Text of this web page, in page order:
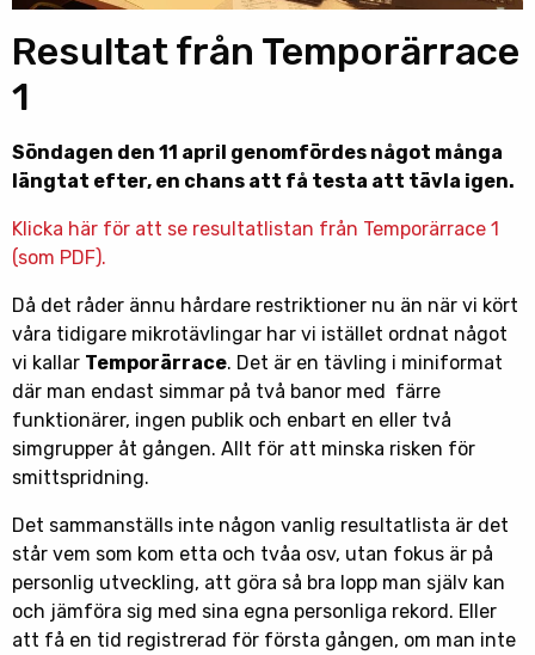
Resultat från Temporärrace
1
Söndagen den 11 april genomfördes något många
längtat efter, en chans att få testa att tävla igen.
Klicka här för att se resultatlistan från Temporärrace 1
(som PDF).
Då det råder ännu hårdare restriktioner nu än när vi kört
våra tidigare mikrotävlingar har vi istället ordnat något
vi kallar Temporärrace. Det är en tävling i miniformat
där man endast simmar på två banor med färre
funktionärer, ingen publik och enbart en eller två
simgrupper åt gången. Allt för att minska risken för
smittspridning.
Det sammanställs inte någon vanlig resultatlista är det
står vem som kom etta och tvåa osv, utan fokus är på
personlig utveckling, att göra så bra lopp man själv kan
och jämföra sig med sina egna personliga rekord. Eller
att få en tid registrerad för första gången, om man inte